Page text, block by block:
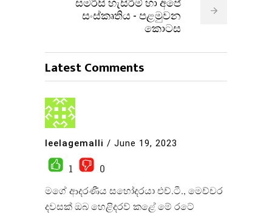
සමරිසි හැසිරීම් හා අපේ
සංස්කෘතිය - පළමුවන
කොටස
Latest Comments
leelagemalli / June 19, 2023
1
0
මගේ ආදරණීය සහෝදරයා එච්.ටී., මෙච්චර
දවසක් ඔබ හෙළිදරව් කළේ මේ රටේ